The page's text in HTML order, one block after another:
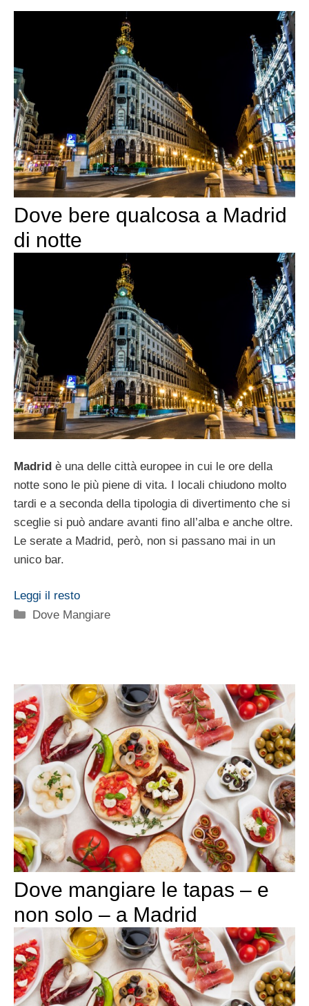
Dove bere qualcosa a Madrid
di notte
Madrid è una delle città europee in cui le ore della
notte sono le più piene di vita. I locali chiudono molto
tardi e a seconda della tipologia di divertimento che si
sceglie si può andare avanti fino all’alba e anche oltre.
Le serate a Madrid, però, non si passano mai in un
unico bar.
Leggi il resto
Categorie
Dove Mangiare
Dove mangiare le tapas – e
non solo – a Madrid